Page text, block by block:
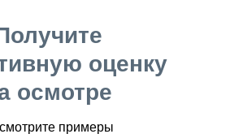
оценку
осмотре
примеры